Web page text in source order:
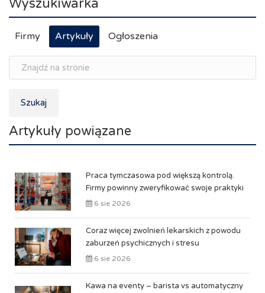
Wyszukiwarka
Firmy Artykuły Ogłoszenia
Szukaj
Artykuły powiązane
Praca tymczasowa pod większą kontrolą.
Firmy powinny zweryfikować swoje praktyki
6 sie 2026
Coraz więcej zwolnień lekarskich z powodu
zaburzeń psychicznych i stresu
6 sie 2026
Kawa na eventy – barista vs automatyczny